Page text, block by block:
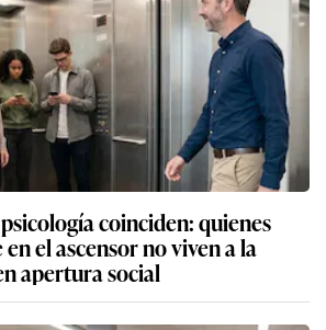
coinciden: quienes
el ascensor no viven a la
apertura social